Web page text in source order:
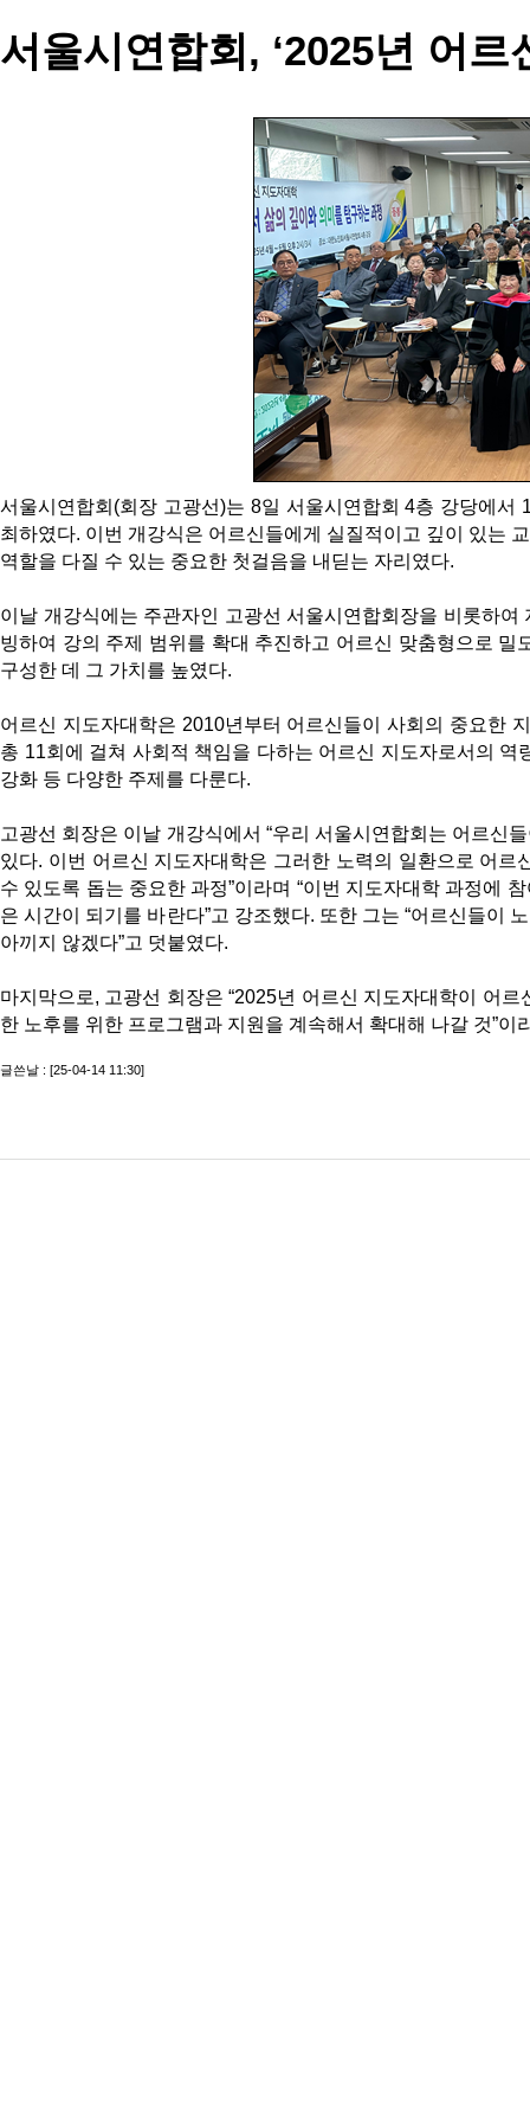
서울시연합회, ‘2025년 어
서울시연합회(회장 고광선)는 8일 서울시연합회 4층 강당에
최하였다. 이번 개강식은 어르신들에게 실질적이고 깊이 있는
역할을 다질 수 있는 중요한 첫걸음을 내딛는 자리였다.
이날 개강식에는 주관자인 고광선 서울시연합회장을 비롯하
빙하여 강의 주제 범위를 확대 추진하고 어르신 맞춤형으로
구성한 데 그 가치를 높였다.
어르신 지도자대학은 2010년부터 어르신들이 사회의 중요한
총 11회에 걸쳐 사회적 책임을 다하는 어르신 지도자로서의
강화 등 다양한 주제를 다룬다.
고광선 회장은 이날 개강식에서 “우리 서울시연합회는 어르신
있다. 이번 어르신 지도자대학은 그러한 노력의 일환으로 어
수 있도록 돕는 중요한 과정”이라며 “이번 지도자대학 과정에
은 시간이 되기를 바란다”고 강조했다. 또한 그는 “어르신들이
아끼지 않겠다”고 덧붙였다.
마지막으로, 고광선 회장은 “2025년 어르신 지도자대학이 어
한 노후를 위한 프로그램과 지원을 계속해서 확대해 나갈 것”이
글쓴날 : [25-04-14 11:30]